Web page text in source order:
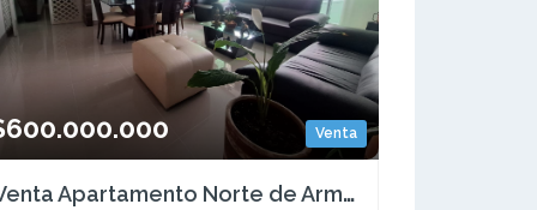
Venta
Venta Apartamento Norte de Armenia, Quindio-Colombia COD: 9505372